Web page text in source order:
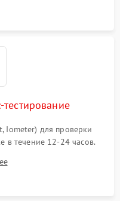
Iometer) для проверки
в течение 12-24 часов.
проверка отсутствия
к выдаче.